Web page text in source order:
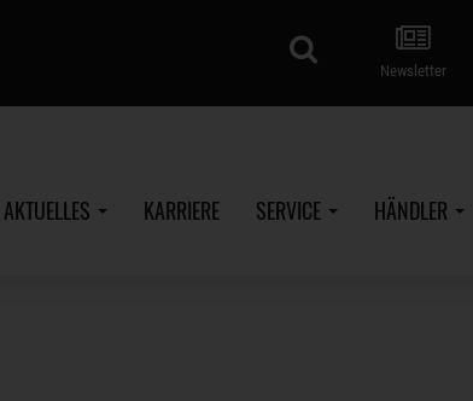
Newsletter
AKTUELLES KARRIERE SERVICE HÄNDLER